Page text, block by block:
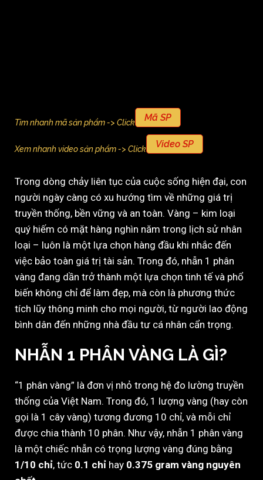
Tìm nhanh mã sản phẩm -> Click Mã SP
Xem nhanh video sản phẩm -> Click Video SP
Trong dòng chảy liên tục của cuộc sống hiện đại, con
người ngày càng có xu hướng tìm về những giá trị
truyền thống, bền vững và an toàn. Vàng – kim loại
quý hiếm có mặt hàng nghìn năm trong lịch sử nhân
loại – luôn là một lựa chọn hàng đầu khi nhắc đến
việc bảo toàn giá trị tài sản. Trong đó, nhẫn 1 phân
vàng đang dần trở thành một lựa chọn tinh tế và phổ
biến không chỉ để làm đẹp, mà còn là phương thức
tích lũy thông minh cho mọi người, từ người lao động
bình dân đến những nhà đầu tư cá nhân cẩn trọng.
NHẪN 1 PHÂN VÀNG LÀ GÌ?
“1 phân vàng” là đơn vị nhỏ trong hệ đo lường truyền
thống của Việt Nam. Trong đó, 1 lượng vàng (hay còn
gọi là 1 cây vàng) tương đương 10 chỉ, và mỗi chỉ
được chia thành 10 phân. Như vậy, nhẫn 1 phân vàng
là một chiếc nhẫn có trọng lượng vàng đúng bằng
1/10 chỉ, tức 0.1 chỉ hay 0.375 gram vàng nguyên